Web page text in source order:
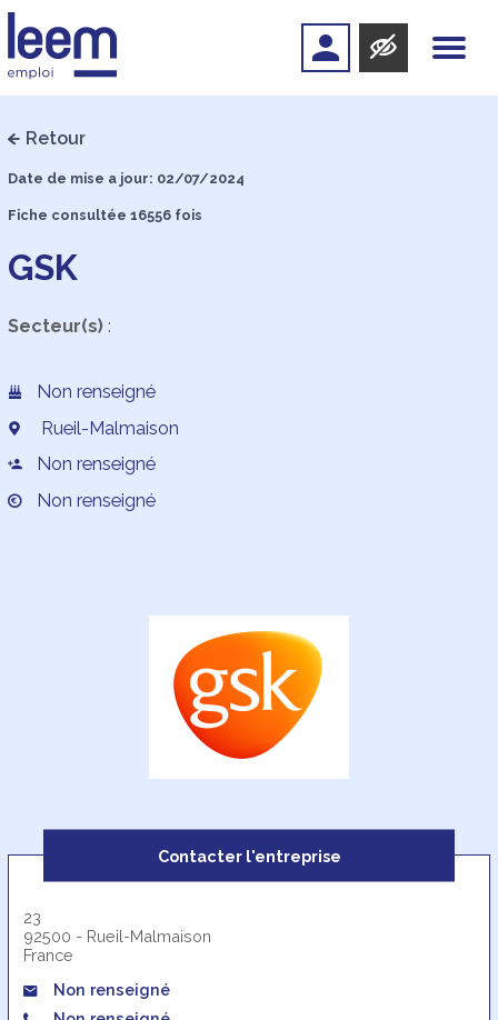
Retour
Date de mise a jour: 02/07/2024
Fiche consultée 16556 fois
GSK
Secteur(s):
Non renseigné
Rueil-Malmaison
Non renseigné
Non renseigné
Contacter l'entreprise
23
92500 - Rueil-Malmaison
France
Non renseigné